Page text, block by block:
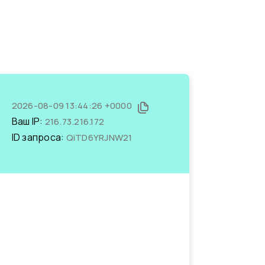
2026-08-09 13:44:26 +0000
Ваш IP: 216.73.216.172
ID запроса: QiTD6YRJNW21